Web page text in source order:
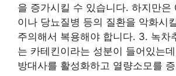
을 증가시킬 수 있습니다. 하지만은
이나 당뇨질병 등의 질환을 악화시
주의해서 복용해야 합니다. 3. 녹차
는 카테킨이라는 성분이 들어있는
방대사를 활성화하고 열량소모를